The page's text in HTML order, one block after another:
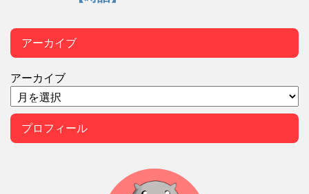
アーカイブ
アーカイブ
プロフィール